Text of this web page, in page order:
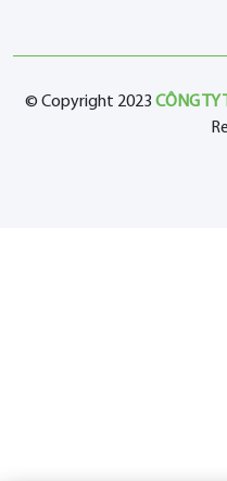
© Copyright 2023 CÔNG